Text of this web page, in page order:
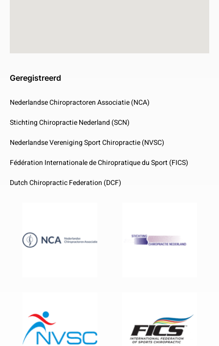
Geregistreerd
Nederlandse Chiropractoren Associatie (NCA)
Stichting Chiropractie Nederland (SCN)
Nederlandse Vereniging Sport Chiropractie (NVSC)
Fédération Internationale de Chiropratique du Sport (FICS)
Dutch Chiropractic Federation (DCF)